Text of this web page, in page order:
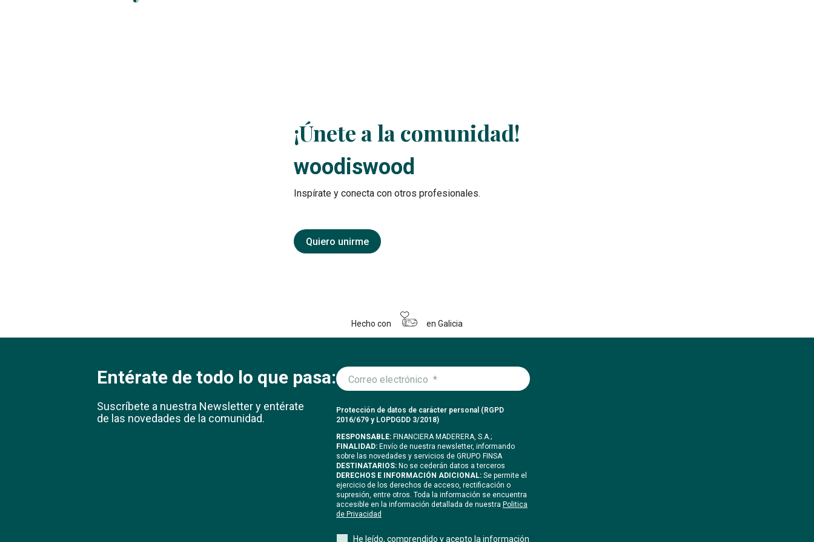
¡Únete a la comunidad!
woodiswood
Inspírate y conecta con otros profesionales.
Quiero unirme
Hecho con en Galicia
Entérate de todo lo que pasa:
Suscríbete a nuestra Newsletter y entérate
de las novedades de la comunidad.
Protección de datos de carácter personal (RGPD
2016/679 y LOPDGDD 3/2018)
RESPONSABLE: FINANCIERA MADERERA, S.A.;
FINALIDAD: Envío de nuestra newsletter, informando
sobre las novedades y servicios de GRUPO FINSA
DESTINATARIOS: No se cederán datos a terceros
DERECHOS E INFORMACIÓN ADICIONAL: Se permite el
ejercicio de los derechos de acceso, rectificación o
supresión, entre otros. Toda la información se encuentra
accesible en la información detallada de nuestra Politica
de Privacidad
He leído, comprendido y acepto la información